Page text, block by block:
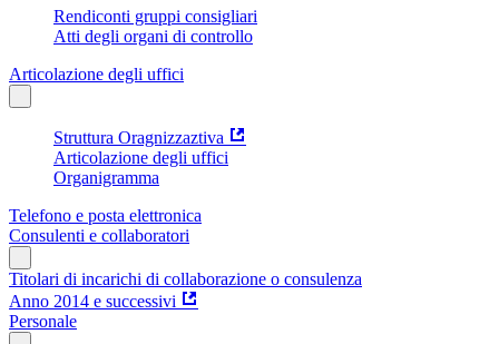
Rendiconti gruppi consigliari
Atti degli organi di controllo
Articolazione degli uffici
Struttura Oragnizzaztiva
Articolazione degli uffici
Organigramma
Telefono e posta elettronica
Consulenti e collaboratori
Titolari di incarichi di collaborazione o consulenza
Anno 2014 e successivi
Personale